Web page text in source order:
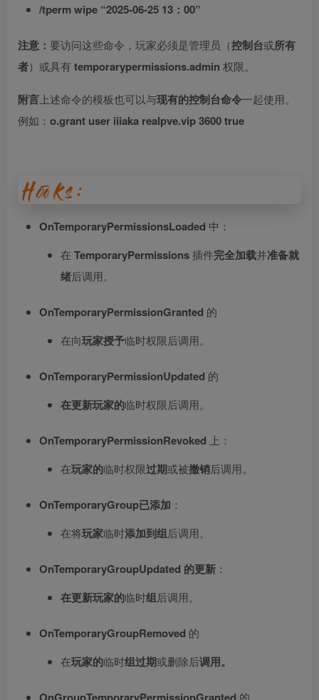
/tperm wipe “2025-06-25 13：00”
注意： 要访问这些命令，玩家必须是管理员（控制台或所有
者）或具有temporarypermissions.admin 权限。
附言 上述命令的模板也可以与现有的控制台命令一起使用。
例如： o.grant user iiiaka realpve.vip 3600 true
OnTemporaryPermissionsLoaded 中：
在 TemporaryPermissions插件完全加载并准备就
绪后调用。
OnTemporaryPermissionGranted 的
在向玩家授予临时权限后调用。
OnTemporaryPermissionUpdated 的
在更新玩家的临时权限后调用。
OnTemporaryPermissionRevoked 上：
在玩家的临时权限过期或被撤销后调用。
OnTemporaryGroup已添加 ：
在将玩家临时添加到组后调用。
OnTemporaryGroupUpdated 的更新 ：
在更新玩家的临时组后调用。
OnTemporaryGroupRemoved 的
在玩家的临时组过期或删除后调用。
OnGroupTemporaryPermissionGranted 的